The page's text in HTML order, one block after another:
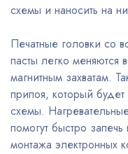
схемы и наносить на
Печатные головки со
пасты легко меняются
магнитным захватам.
припоя, который
схемы.
помогут быстро
монтажа электронных